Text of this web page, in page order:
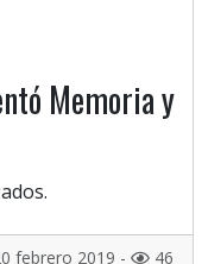
Memoria y
febrero 2019 - 46